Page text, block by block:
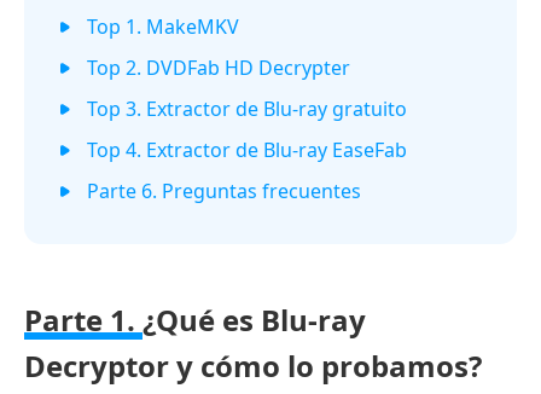
Top 1. MakeMKV
Top 2. DVDFab HD Decrypter
Top 3. Extractor de Blu-ray gratuito
Top 4. Extractor de Blu-ray EaseFab
Parte 6. Preguntas frecuentes
Parte 1. ¿Qué es Blu-ray
Decryptor y cómo lo probamos?